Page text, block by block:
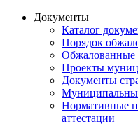
Документы
Каталог
Порядок
Обжалованные
Проекты
Документы
Нормативные
аттестации